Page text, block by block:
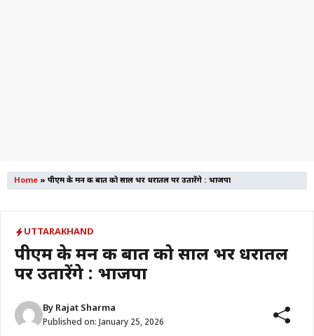
Home » पीएम के मन की बात को साल भर धरातल पर उतारेंगे : भाजपा
UTTARAKHAND
पीएम के मन की बात को साल भर धरातल
पर उतारेंगे : भाजपा
By Rajat Sharma
Published on: January 25, 2026